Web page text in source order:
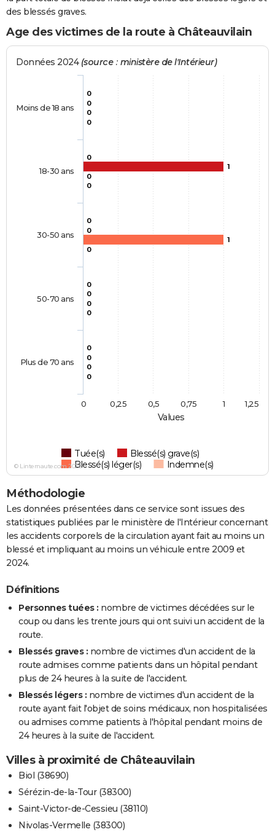
des blessés graves.
Age des victimes de la route à Châteauvilain
Values
Données 2024 (source : ministère de l'Intérieur)
0
0
0
0
0
0
1
0
0
0
0
0
1
0
0
0
0
0
0
0
Tuée(s)
Blessé(s) grave(s)
Blessé(s) léger(s)
Indemne(s)
Moins de 18 ans
18-30 ans
30-50 ans
50-70 ans
Plus de 70 ans
0 1
0,25 0,5 0,75 1,25
© Linternaute.com 2026
Méthodologie
Les données présentées dans ce service sont issues des
statistiques publiées par le ministère de l'Intérieur concernant
les accidents corporels de la circulation ayant fait au moins un
blessé et impliquant au moins un véhicule entre 2009 et
2024.
Définitions
Personnes tuées : nombre de victimes décédées sur le
coup ou dans les trente jours qui ont suivi un accident de la
route.
Blessés graves : nombre de victimes d'un accident de la
route admises comme patients dans un hôpital pendant
plus de 24 heures à la suite de l'accident.
Blessés légers : nombre de victimes d'un accident de la
route ayant fait l'objet de soins médicaux, non hospitalisées
ou admises comme patients à l'hôpital pendant moins de
24 heures à la suite de l'accident.
Villes à proximité de Châteauvilain
Biol (38690)
Sérézin-de-la-Tour (38300)
Saint-Victor-de-Cessieu (38110)
Nivolas-Vermelle (38300)